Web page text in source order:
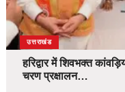
उत्तराखंड
हरिद्वार में शिवभक्त
चरण प्रक्षालन…